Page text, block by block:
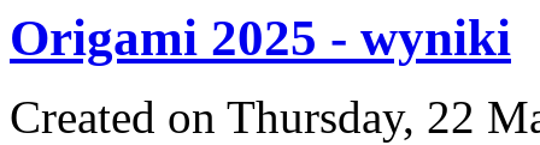
Origami 2025 - wyniki
Created on Thursday, 22